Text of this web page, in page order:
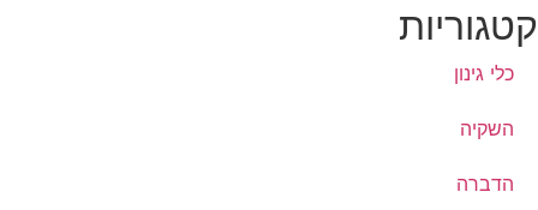
קטגוריות
כלי גינון
השקיה
הדברה